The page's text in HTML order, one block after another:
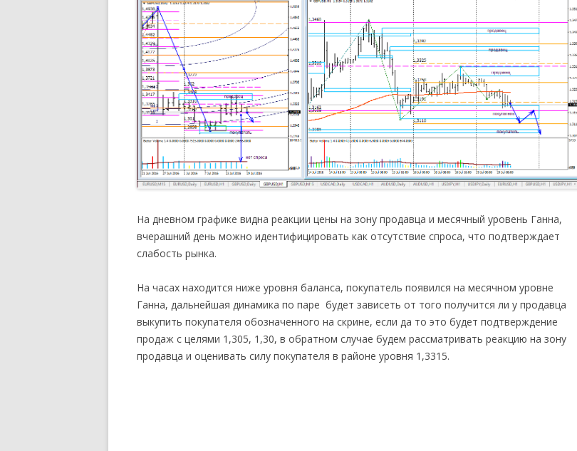
На дневном графике видна реакции цены на зону продавца и месячный уровень Ганна,
вчерашний день можно идентифицировать как отсутствие спроса, что подтверждает
слабость рынка.
На часах находится ниже уровня баланса, покупатель появился на месячном уровне
Ганна, дальнейшая динамика по паре будет зависеть от того получится ли у продавца
выкупить покупателя обозначенного на скрине, если да то это будет подтверждение
продаж с целями 1,305, 1,30, в обратном случае будем рассматривать реакцию на зону
продавца и оценивать силу покупателя в районе уровня 1,3315.